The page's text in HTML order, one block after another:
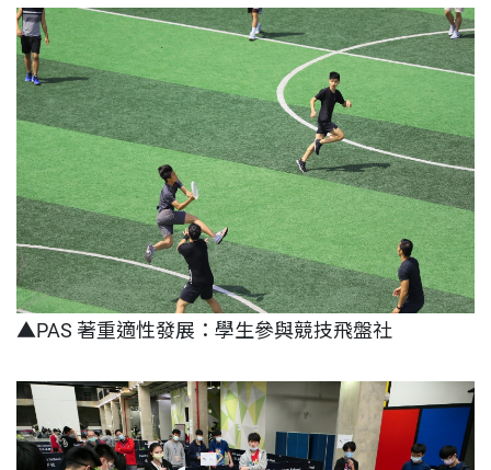
▲PAS 著重適性發展：學生參與競技飛盤社